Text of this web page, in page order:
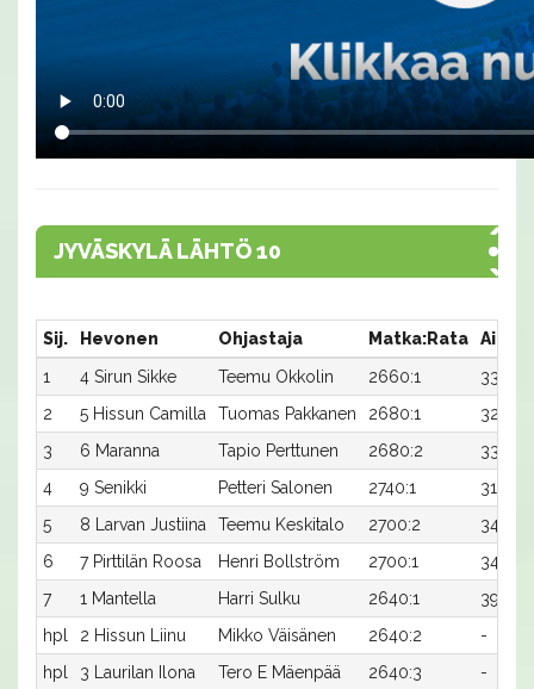
JYVÄSKYLÄ LÄHTÖ 10
Sij. Hevonen Ohjastaja Matka:Rata Aika
1
4 Sirun Sikke Teemu Okkolin 2660:1 33,2
2
5 Hissun Camilla Tuomas Pakkanen 2680:1 32,7
3
6 Maranna Tapio Perttunen 2680:2 33,2
4
9 Senikki Petteri Salonen 2740:1 31,5x
5
8 Larvan Justiina Teemu Keskitalo 2700:2 34,0
6
7 Pirttilän Roosa Henri Bollström 2700:1 34,3
7
1 Mantella Harri Sulku 2640:1 39,2x
hpl
2 Hissun Liinu Mikko Väisänen 2640:2 -
hpl
3 Laurilan Ilona Tero E Mäenpää 2640:3 -